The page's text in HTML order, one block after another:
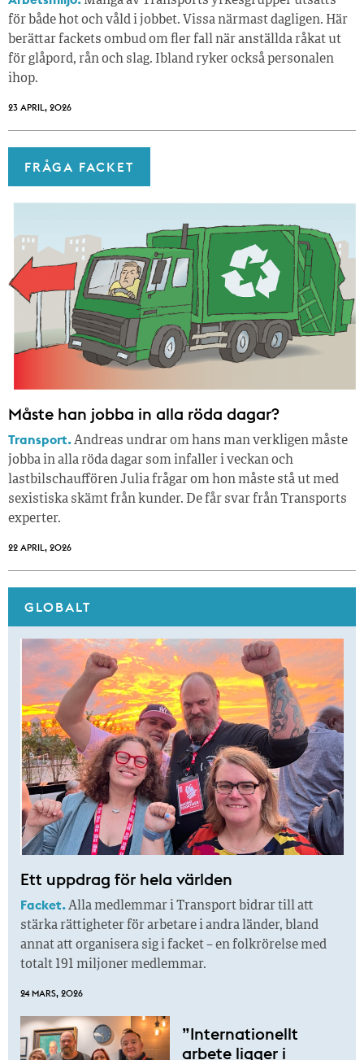
för både hot och våld i jobbet. Vissa närmast dagligen. Här
berättar fackets ombud om fler fall när anställda råkat ut
för glåpord, rån och slag. Ibland ryker också personalen
ihop.
23 APRIL, 2026
FRÅGA FACKET
Måste han jobba in alla röda dagar?
Transport.Andreas undrar om hans man verkligen måste
jobba in alla röda dagar som infaller i veckan och
lastbilschauffören Julia frågar om hon måste stå ut med
sexistiska skämt från kunder. De får svar från Transports
experter.
22 APRIL, 2026
GLOBALT
Ett uppdrag för hela världen
Facket.Alla medlemmar i Transport bidrar till att
stärka rättigheter för arbetare i andra länder, bland
annat att organisera sig i facket – en folkrörelse med
totalt 191 miljoner medlemmar.
24 MARS, 2026
”Internationellt
arbete ligger i